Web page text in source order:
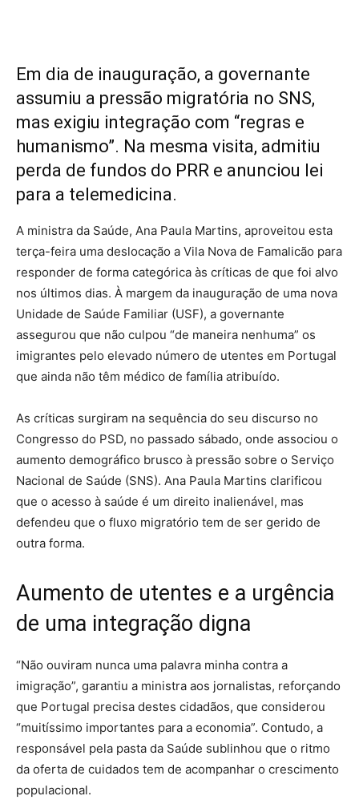
Em dia de inauguração, a governante
assumiu a pressão migratória no SNS,
mas exigiu integração com “regras e
humanismo”. Na mesma visita, admitiu
perda de fundos do PRR e anunciou lei
para a telemedicina.
A ministra da Saúde, Ana Paula Martins, aproveitou esta
terça-feira uma deslocação a Vila Nova de Famalicão para
responder de forma categórica às críticas de que foi alvo
nos últimos dias. À margem da inauguração de uma nova
Unidade de Saúde Familiar (USF), a governante
assegurou que não culpou “de maneira nenhuma” os
imigrantes pelo elevado número de utentes em Portugal
que ainda não têm médico de família atribuído.
As críticas surgiram na sequência do seu discurso no
Congresso do PSD, no passado sábado, onde associou o
aumento demográfico brusco à pressão sobre o Serviço
Nacional de Saúde (SNS). Ana Paula Martins clarificou
que o acesso à saúde é um direito inalienável, mas
defendeu que o fluxo migratório tem de ser gerido de
outra forma.
Aumento de utentes e a urgência
de uma integração digna
“Não ouviram nunca uma palavra minha contra a
imigração”, garantiu a ministra aos jornalistas, reforçando
que Portugal precisa destes cidadãos, que considerou
“muitíssimo importantes para a economia”. Contudo, a
responsável pela pasta da Saúde sublinhou que o ritmo
da oferta de cuidados tem de acompanhar o crescimento
populacional.